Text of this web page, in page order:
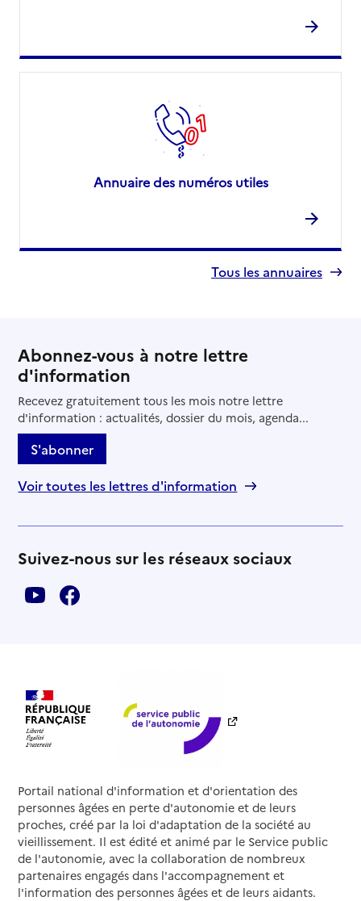
Annuaire des numéros utiles
Tous les annuaires
Abonnez-vous à notre lettre
d'information
Recevez gratuitement tous les mois notre lettre
d'information : actualités, dossier du mois, agenda...
S'abonner
Voir toutes les lettres d'information
Suivez-nous sur les réseaux sociaux
Portail national d'information et d'orientation des
personnes âgées en perte d'autonomie et de leurs
proches, créé par la loi d'adaptation de la société au
vieillissement. Il est édité et animé par le Service public
de l'autonomie, avec la collaboration de nombreux
partenaires engagés dans l'accompagnement et
l'information des personnes âgées et de leurs aidants.